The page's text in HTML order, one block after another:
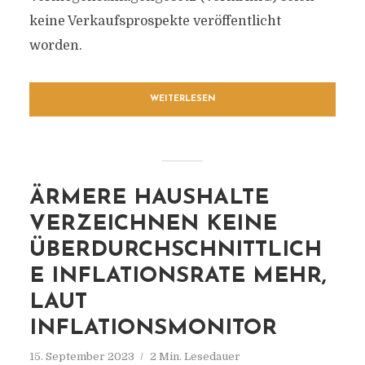
keine Verkaufsprospekte veröffentlicht
worden.
WEITERLESEN
ÄRMERE HAUSHALTE
VERZEICHNEN KEINE
ÜBERDURCHSCHNITTLICH
E INFLATIONSRATE MEHR,
LAUT
INFLATIONSMONITOR
15. September 2023 2 Min. Lesedauer